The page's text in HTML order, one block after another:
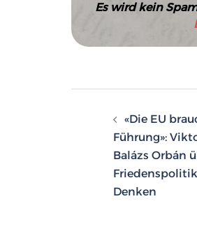
Es wird kein
«Die EU
Führung»:
Balázs Orbán
Denken